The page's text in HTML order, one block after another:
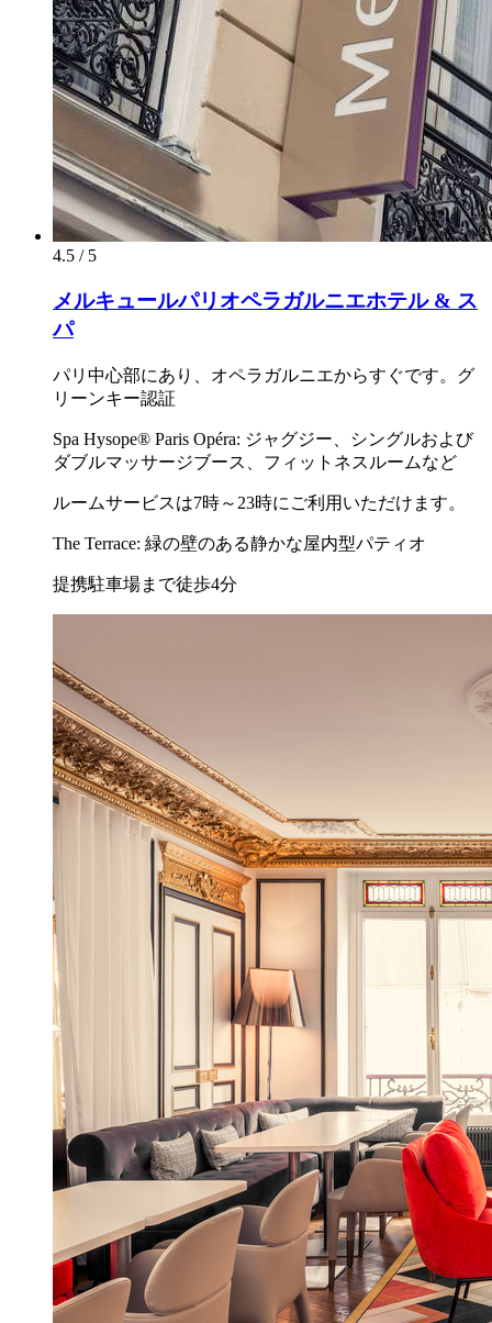
4.5 / 5
メルキュールパリオペラガルニエホテル & ス
パ
パリ中心部にあり、オペラガルニエからすぐです。グ
リーンキー認証
Spa Hysope® Paris Opéra: ジャグジー、シングルおよび
ダブルマッサージブース、フィットネスルームなど
ルームサービスは7時～23時にご利用いただけます。
The Terrace: 緑の壁のある静かな屋内型パティオ
提携駐車場まで徒歩4分